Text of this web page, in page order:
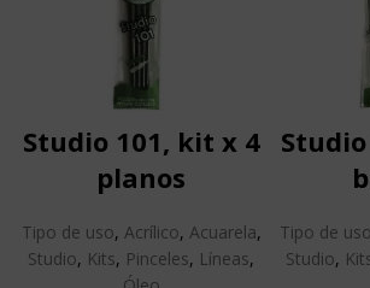
Studio 101, kit x 4
planos
Tipo de uso, Acrílico, Acuarela,
Studio, Kits, Pinceles, Líneas,
Tipo de uso
Studio,